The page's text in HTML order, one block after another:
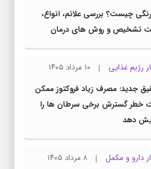
چیست؟ بررسی علائم، انواع،
تشخیص و روش های درمان
رژیم غذایی
۱۰ مرداد ۱۴۰۵
جدید: مصرف زیاد فروکتوز ممکن
خطر گسترش برخی سرطان ها را
دهد
دارو و مکمل
۸ مرداد ۱۴۰۵